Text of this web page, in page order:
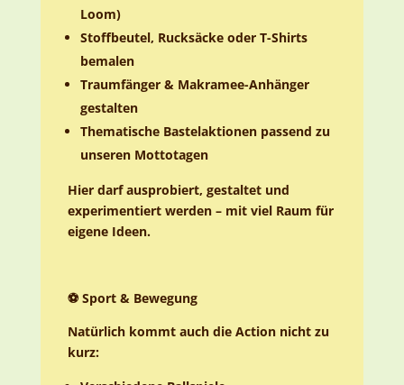
Loom)
Stoffbeutel, Rucksäcke oder T-Shirts
bemalen
Traumfänger & Makramee-Anhänger
gestalten
Thematische Bastelaktionen passend zu
unseren Mottotagen
Hier darf ausprobiert, gestaltet und
experimentiert werden – mit viel Raum für
eigene Ideen.
⚽ Sport & Bewegung
Natürlich kommt auch die Action nicht zu
kurz: